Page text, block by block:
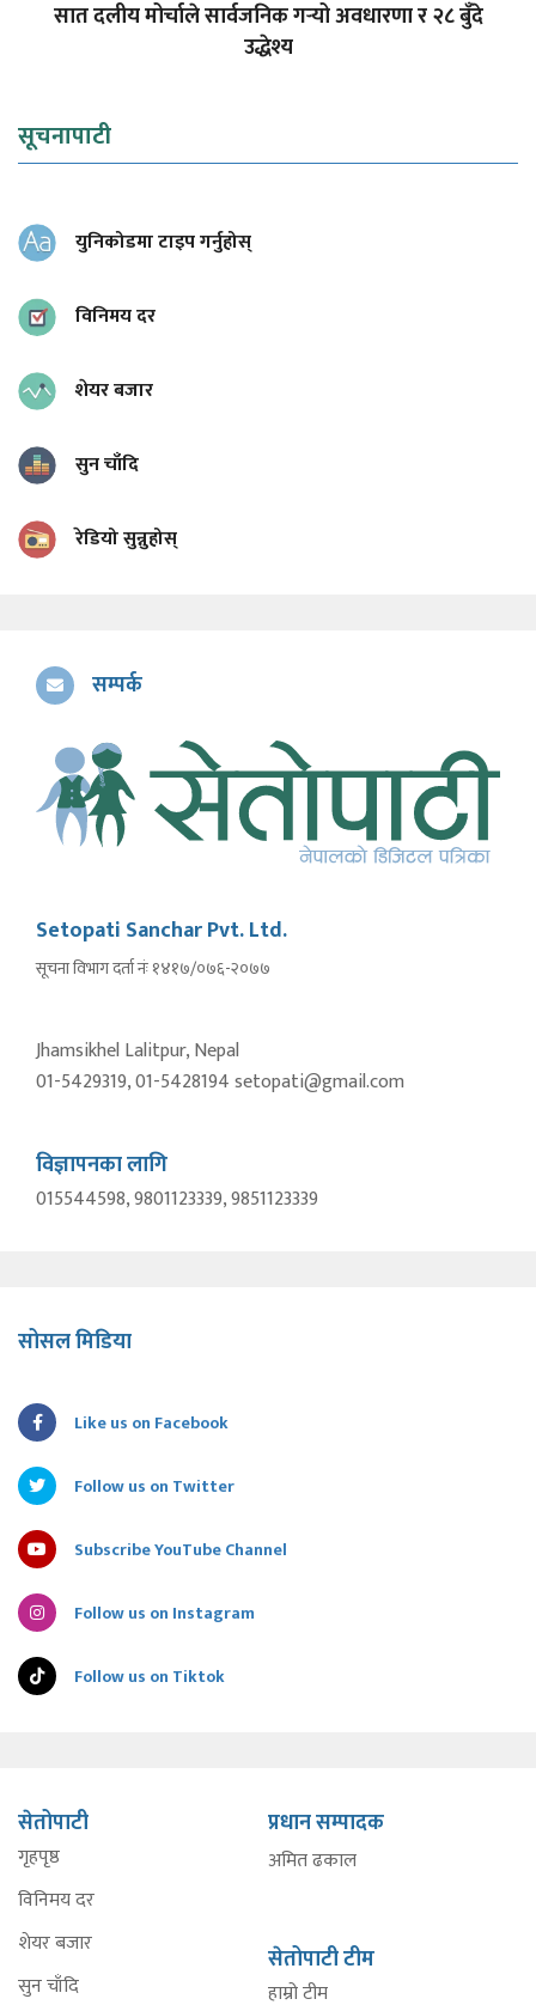
सात दलीय मोर्चाले सार्वजनिक गर्‍यो अवधारणा र २८ बुँदे
उद्धेश्य
सूचनापाटी
युनिकोडमा टाइप गर्नुहोस्
विनिमय दर
शेयर बजार
सुन चाँदि
रेडियो सुन्नुहोस्
सम्पर्क
Setopati Sanchar Pvt. Ltd.
सूचना विभाग दर्ता नंः १४१७/०७६-२०७७
Jhamsikhel Lalitpur, Nepal
01-5429319, 01-5428194 setopati@gmail.com
विज्ञापनका लागि
015544598, 9801123339, 9851123339
सोसल मिडिया
Like us on Facebook
Follow us on Twitter
Subscribe YouTube Channel
Follow us on Instagram
Follow us on Tiktok
सेतोपाटी
गृहपृष्ठ
विनिमय दर
शेयर बजार
सुन चाँदि
प्रधान सम्पादक
अमित ढकाल
सेतोपाटी टीम
हाम्रो टीम